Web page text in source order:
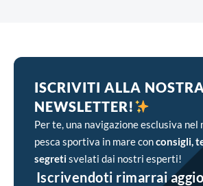
ISCRIVITI ALLA
NEWSLETTER!
Per te, una navigazione esclusiva nel
pesca sportiva in mare conconsigli,
segretisvelati dai nostri esperti!
Iscrivendoti rimarrai